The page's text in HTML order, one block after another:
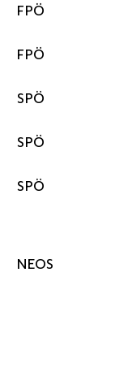
FPÖ
FPÖ
SPÖ
SPÖ
SPÖ
NEOS